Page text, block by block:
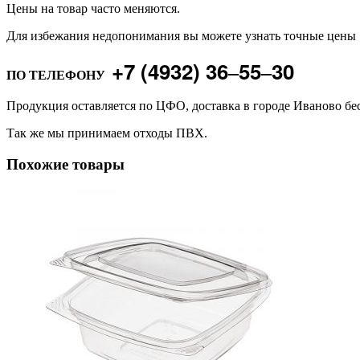
Цены на товар часто меняются.
Для избежания недопонимания вы можете узнать точные цены
ПО ТЕЛЕФОНУ +7 (4932) 36‒55‒30
Продукция оставляется по ЦФО, доставка в городе Иваново
Так же мы принимаем отходы ПВХ.
Похожие товары